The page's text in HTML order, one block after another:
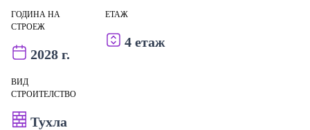
ГОДИНА НА
СТРОЕЖ
2028 г.
ЕТАЖ
4 етаж
ВИД
СТРОИТЕЛСТВО
Тухла